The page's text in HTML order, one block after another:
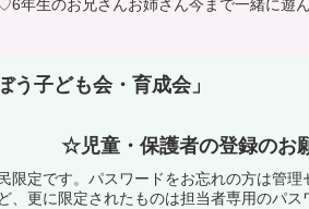
年生のお兄さんお姉さん今まで一緒に遊ん
う子ども会・育成会」
も応援団へ
限定です。パスワードをお忘れの方は管理
更に限定されたものは担当者専用のパス